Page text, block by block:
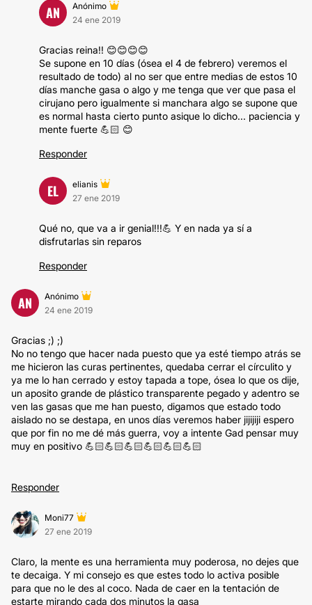
AN
Anónimo
24 ene 2019
Gracias reina!! 😊😊😊😊
Se supone en 10 días (ósea el 4 de febrero) veremos el
resultado de todo) al no ser que entre medias de estos 10
días manche gasa o algo y me tenga que ver que pasa el
cirujano pero igualmente si manchara algo se supone que
es normal hasta cierto punto asique lo dicho... paciencia y
mente fuerte 💪🏻 😊
Responder
EL
elianis
27 ene 2019
Qué no, que va a ir genial!!!💪 Y en nada ya sí a
disfrutarlas sin reparos
Responder
AN
Anónimo
24 ene 2019
Gracias ;) ;)
No no tengo que hacer nada puesto que ya esté tiempo atrás se
me hicieron las curas pertinentes, quedaba cerrar el círculito y
ya me lo han cerrado y estoy tapada a tope, ósea lo que os dije,
un aposito grande de plástico transparente pegado y adentro se
ven las gasas que me han puesto, digamos que estado todo
aislado no se destapa, en unos días veremos haber jijijiji espero
que por fin no me dé más guerra, voy a intente Gad pensar muy
muy en positivo 💪🏻💪🏻💪🏻💪🏻💪🏻💪🏻
Responder
Moni77
27 ene 2019
Claro, la mente es una herramienta muy poderosa, no dejes que
te decaiga. Y mi consejo es que estes todo lo activa posible
para que no le des al coco. Nada de caer en la tentación de
estarte mirando cada dos minutos la gasa